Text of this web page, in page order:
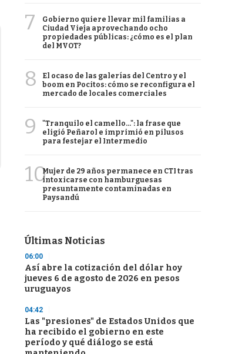
7
Gobierno quiere llevar mil familias a
Ciudad Vieja aprovechando ocho
propiedades públicas: ¿cómo es el plan
del MVOT?
8
El ocaso de las galerías del Centro y el
boom en Pocitos: cómo se reconfigura el
mercado de locales comerciales
9
"Tranquilo el camello...": la frase que
eligió Peñarol e imprimió en pilusos
para festejar el Intermedio
10Mujer de 29 años permanece en CTI tras
intoxicarse con hamburguesas
presuntamente contaminadas en
Paysandú
Últimas Noticias
06:00
Así abre la cotización del dólar hoy
jueves 6 de agosto de 2026 en pesos
uruguayos
04:42
Las "presiones" de Estados Unidos que
ha recibido el gobierno en este
período y qué diálogo se está